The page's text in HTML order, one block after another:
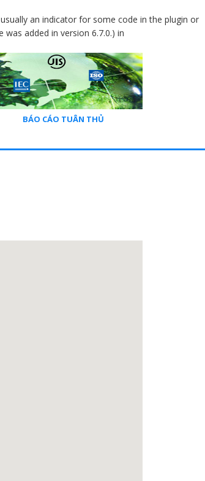
an indicator for some code in the plugin or
added in version 6.7.0.) in
BÁO CÁO TUÂN THỦ